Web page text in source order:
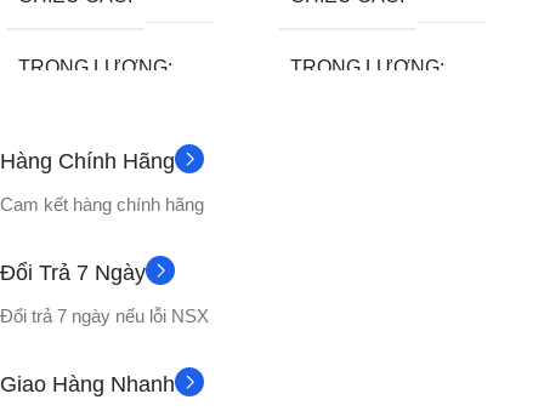
TRỌNG LƯỢNG
CHẤT LIỆU
Nhựa PVC cao cấp
VỎ HỘP No box
PHỤ KIỆN Không
TRỌNG LƯỢNG
Hàng Chính Hãng
Cam kết hàng chính hãng
Đổi Trả 7 Ngày
Đổi trả 7 ngày nếu lỗi NSX
Giao Hàng Nhanh